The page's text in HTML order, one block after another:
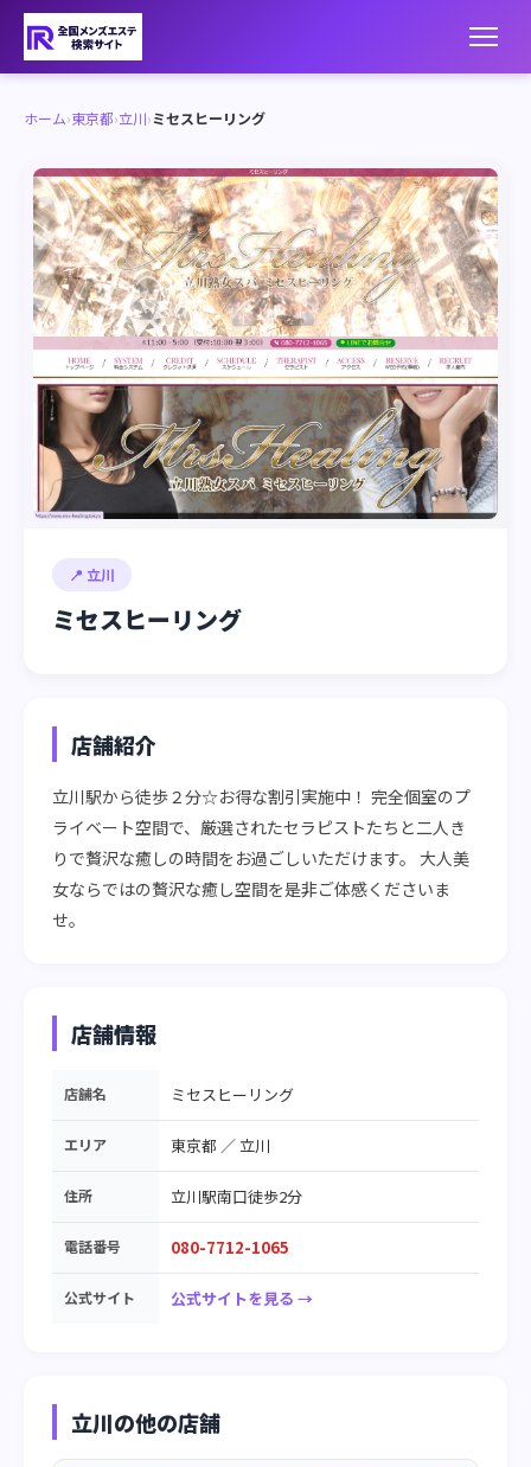
ホーム›東京都›立川›ミセスヒーリング
📍 立川
ミセスヒーリング
店舗紹介
立川駅から徒歩２分☆お得な割引実施中！ 完全個室のプ
ライベート空間で、厳選されたセラピストたちと二人き
りで贅沢な癒しの時間をお過ごしいただけます。 大人美
女ならではの贅沢な癒し空間を是非ご体感くださいま
せ。
店舗情報
店舗名 ミセスヒーリング
エリア 東京都 ／ 立川
住所 立川駅南口徒歩2分
電話番号 080-7712-1065
公式サイト 公式サイトを見る →
立川の他の店舗